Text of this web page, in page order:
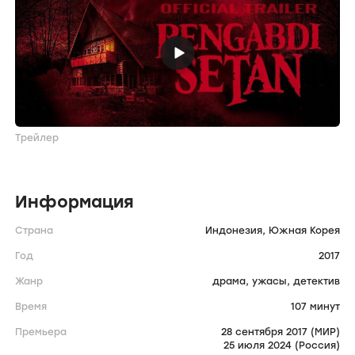
Трейлер
Информация
Страна Индонезия, Южная Корея
Год 2017
Жанр драма, ужасы, детектив
Время 107 минут
Премьера
28 сентября 2017 (МИР)
25 июля 2024 (Россия)